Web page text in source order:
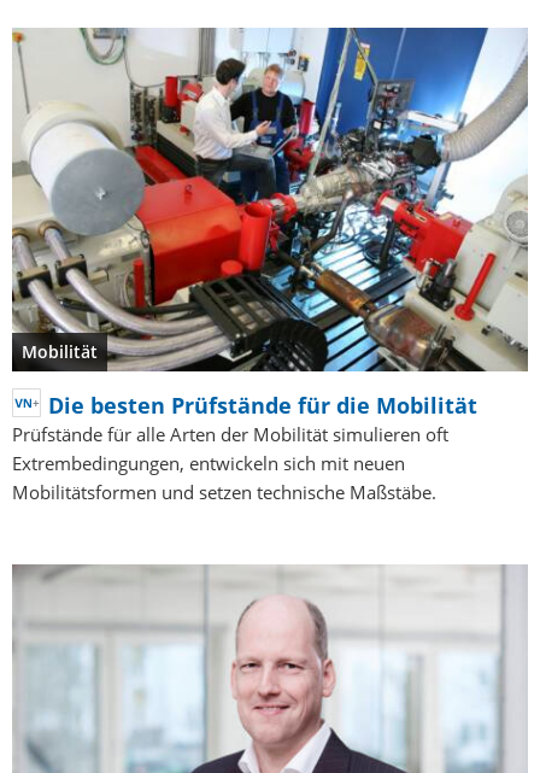
Mobilität
Die besten Prüfstände für die Mobilität
Prüfstände für alle Arten der Mobilität simulieren oft
Extrembedingungen, entwickeln sich mit neuen
Mobilitätsformen und setzen technische Maßstäbe.